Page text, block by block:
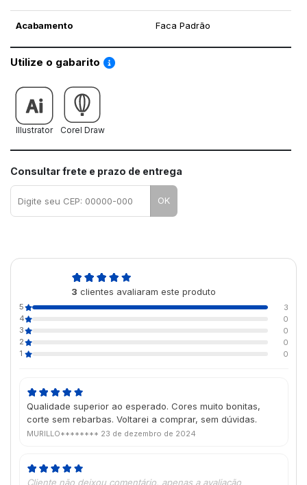
Acabamento Faca Padrão
Utilize o gabarito Saiba como utilizar os nossos gabaritos
Illustrator Corel Draw
Consultar frete e prazo de entrega
OK
3 clientes avaliaram este produto
5
3
4
0
3
0
2
0
1
0
Qualidade superior ao esperado. Cores muito bonitas,
corte sem rebarbas. Voltarei a comprar, sem dúvidas.
MURILLO******** 23 de dezembro de 2024
Cliente não deixou comentário, apenas a avaliação